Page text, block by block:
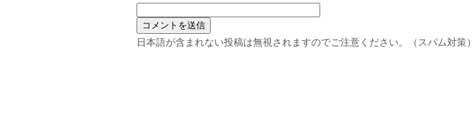
日本語が含まれない投稿は無視されますのでご注意ください。（スパム対策）